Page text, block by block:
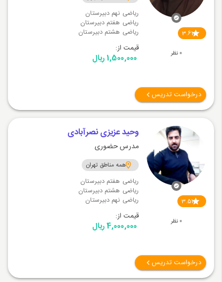
3.61
0 نظر
ریاضی نهم دبیرستان
ریاضی هفتم دبیرستان
ریاضی هشتم دبیرستان
قیمت از:
1,500,000 ریال
درخواست تدریس
3.51
0 نظر
وحید عزیزی نصرآبادی
مدرس حضوری
همه مناطق تهران
ریاضی هفتم دبیرستان
ریاضی هشتم دبیرستان
ریاضی نهم دبیرستان
قیمت از:
4,000,000 ریال
درخواست تدریس